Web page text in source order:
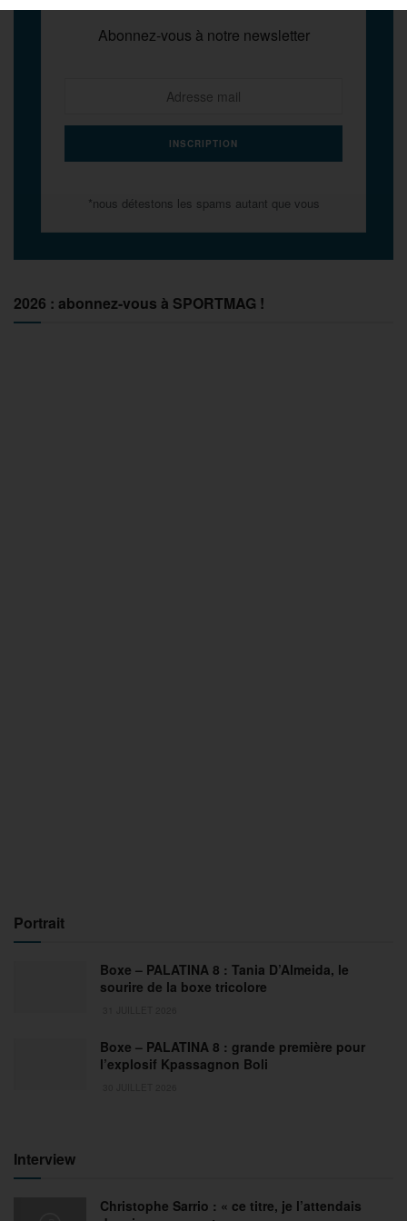
Abonnez-vous à notre newsletter
*nous détestons les spams autant que vous
2026 : abonnez-vous à SPORTMAG !
Portrait
Boxe – PALATINA 8 : Tania D’Almeida, le
sourire de la boxe tricolore
Boxe – PALATINA 8 : grande première pour
l’explosif Kpassagnon Boli
Interview
Christophe Sarrio : « ce titre, je l’attendais